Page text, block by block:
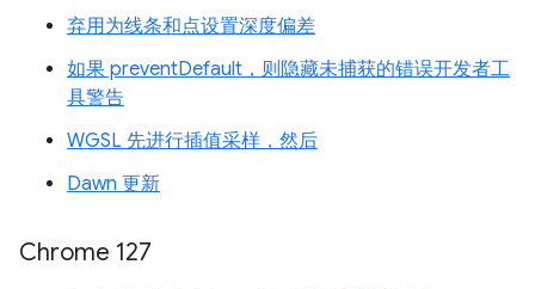
弃用为线条和点设置深度偏差
如果 preventDefault，则隐藏未捕获的错误开发者工
具警告
WGSL 先进行插值采样，然后
Dawn 更新
Chrome 127